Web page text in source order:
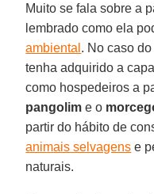
Muito se fala sobre a
lembrado como ela
ambiental . No caso
tenha adquirido a
como hospedeiros a
pangolim e o
partir do hábito de
animais selvagens e
naturais.